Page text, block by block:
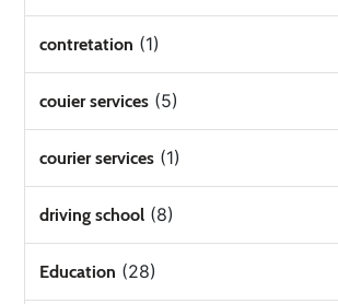
contretation (1)
couier services (5)
courier services (1)
driving school (8)
Education (28)